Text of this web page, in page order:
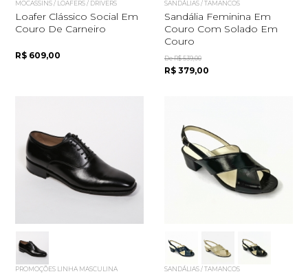
MOCASSINS / LOAFERS / DRIVERS
Loafer Clássico Social Em
Couro De Carneiro
R$ 609,00
SANDÁLIAS / TAMANCOS
Sandália Feminina Em
Couro Com Solado Em
Couro
De R$ 539,00
R$ 379,00
PROMOÇÕES LINHA MASCULINA SANDÁLIAS / TAMANCOS